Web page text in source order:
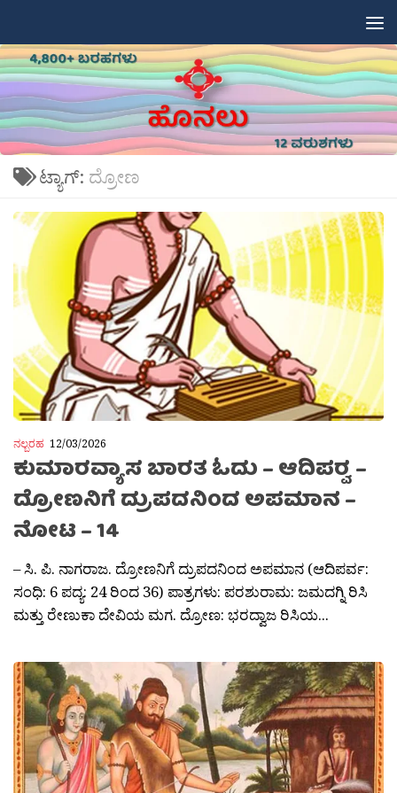
ಟ್ಯಾಗ್: ದ್ರೋಣ
ನಲ್ಬರಹ 12/03/2026
ಕುಮಾರವ್ಯಾಸ ಬಾರತ ಓದು – ಆದಿಪರ‍್ವ –
ದ್ರೋಣನಿಗೆ ದ್ರುಪದನಿಂದ ಅಪಮಾನ –
ನೋಟ – 14
– ಸಿ. ಪಿ. ನಾಗರಾಜ. ದ್ರೋಣನಿಗೆ ದ್ರುಪದನಿಂದ ಅಪಮಾನ (ಆದಿಪರ್ವ:
ಸಂಧಿ: 6 ಪದ್ಯ: 24 ರಿಂದ 36) ಪಾತ್ರಗಳು: ಪರಶುರಾಮ: ಜಮದಗ್ನಿ ರಿಸಿ
ಮತ್ತು ರೇಣುಕಾ ದೇವಿಯ ಮಗ. ದ್ರೋಣ: ಭರದ್ವಾಜ ರಿಸಿಯ...